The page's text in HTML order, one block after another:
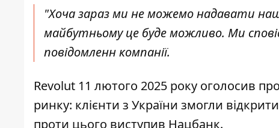
"Хоча зараз ми не можемо надавати
майбутньому це буде можливо. Ми
повідомленн компанії.
Revolut 11 лютого 2025 року оголосив
ринку: клієнти з України змогли
проти цього виступив Нацбанк.